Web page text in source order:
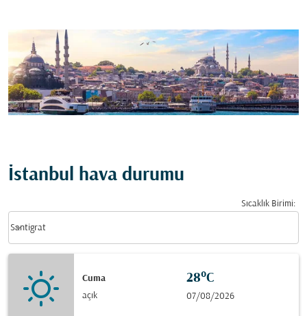
İstanbul hava durumu
Sıcaklık Birimi:
Santigrat
keyboard_arrow_down
Cuma
açık
28°C
07/08/2026